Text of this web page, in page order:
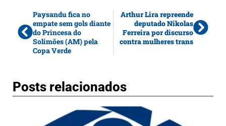
Paysandu fica no
empate sem gols diante
do Princesa do
Solimões (AM) pela
Copa Verde
Arthur Lira repreende
deputado Nikolas
Ferreira por discurso
contra mulheres trans
Posts relacionados